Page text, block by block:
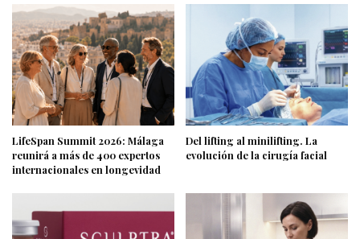
LifeSpan Summit 2026: Málaga
reunirá a más de 400 expertos
internacionales en longevidad
Del lifting al minilifting. La
evolución de la cirugía facial